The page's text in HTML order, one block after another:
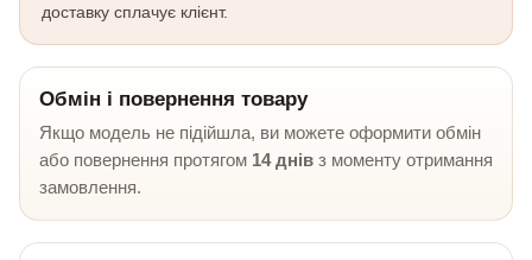
доставку сплачує клієнт.
Обмін і повернення товару
Якщо модель не підійшла, ви можете оформити обмін
або повернення протягом 14 днів з моменту отримання
замовлення.